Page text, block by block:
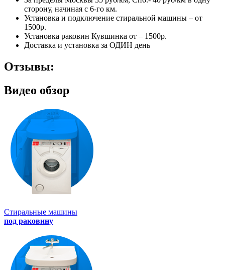
сторону, начиная с 6-го км.
Установка и подключение стиральной машины – от
1500р.
Установка раковин Кувшинка от – 1500р.
Доставка и установка за ОДИН день
Отзывы:
Видео обзор
Стиральные машины
под раковину